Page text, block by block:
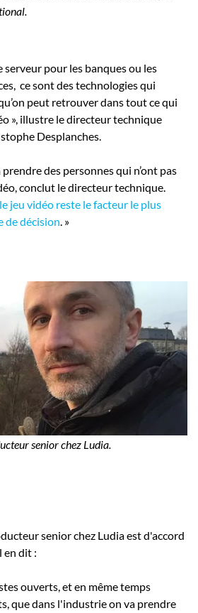
serveur pour les banques ou les
ce sont des technologies qui
peut retrouver dans tout ce qui
», illustre le directeur technique
Desplanches.
prendre des personnes qui n’ont pas
conclut le directeur technique.
jeu vidéo reste le facteur le plus
de décision. »
senior chez Ludia.
senior chez Ludia est d'accord
en dit :
ouverts, et en même temps
que dans l'industrie on va prendre